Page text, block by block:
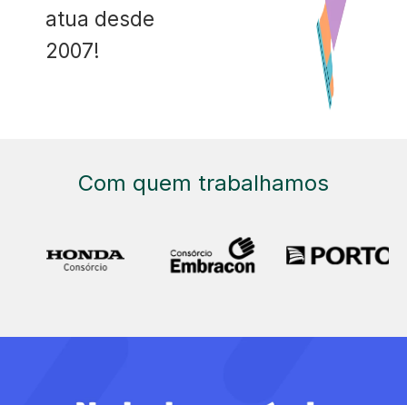
atua desde
2007!
Com quem trabalhamos